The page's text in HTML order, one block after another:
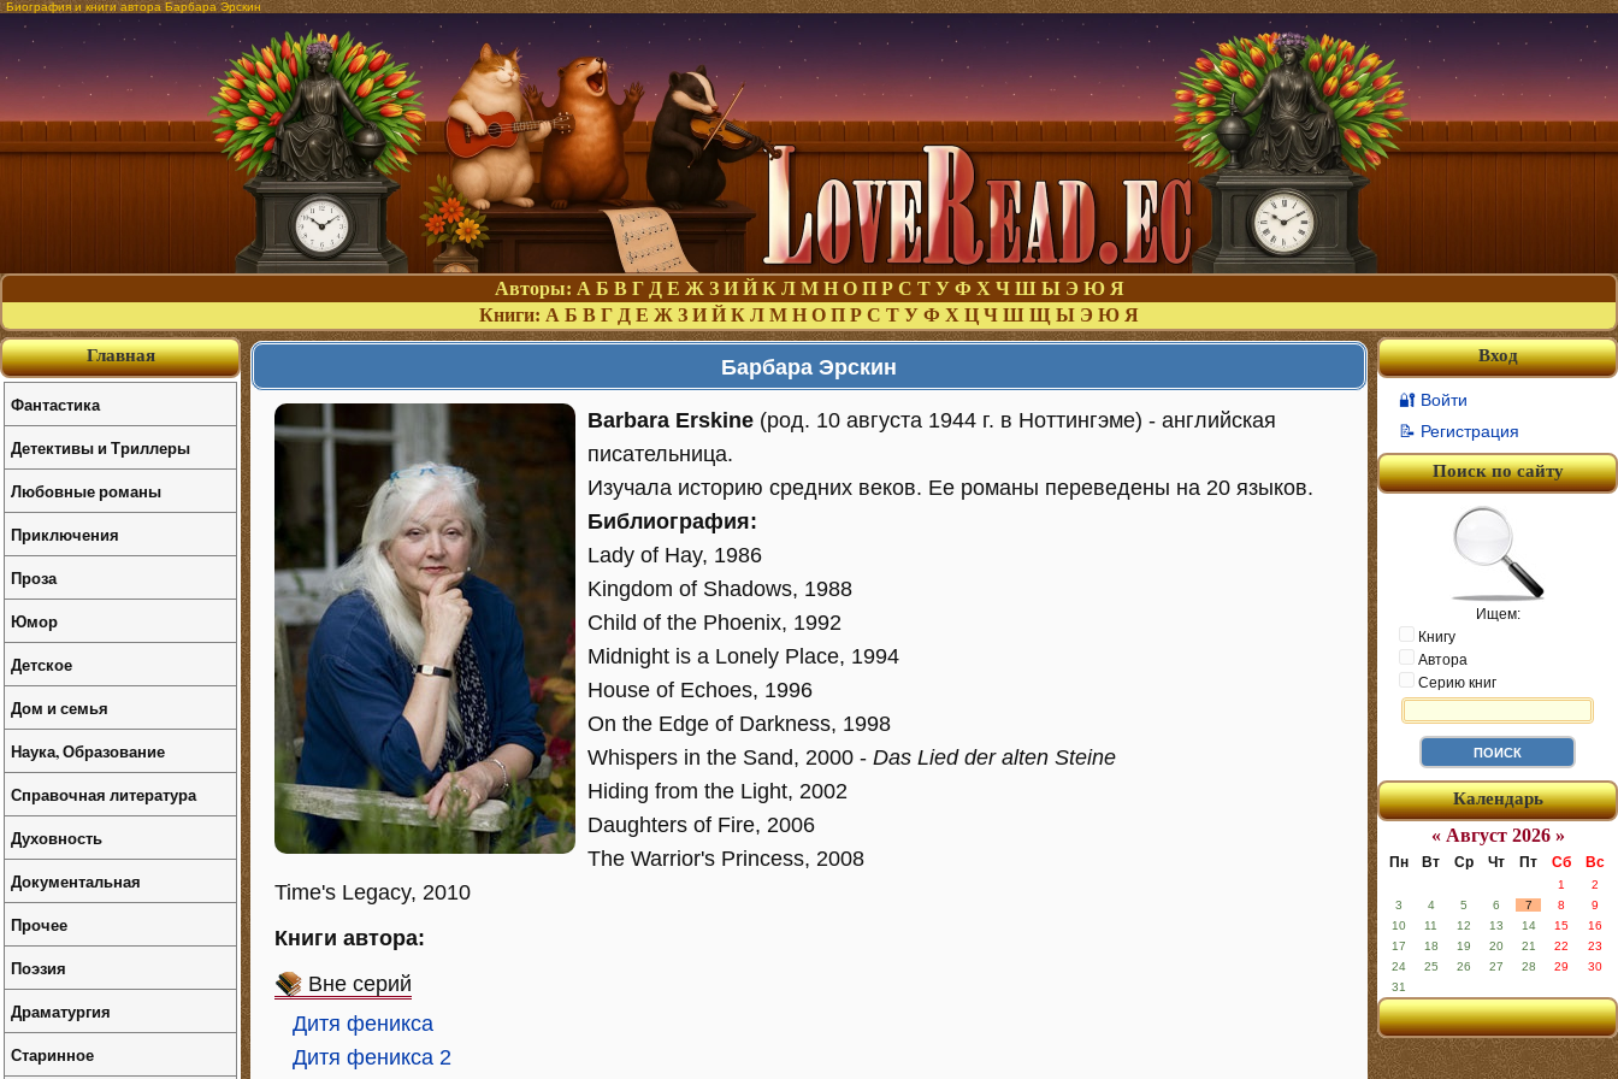
Биография и книги автора Барбара Эрскин
Авторы: А Б В Г Д Е Ж З И Й К Л М Н О П Р С Т У Ф Х Ч Ш Ы Э Ю Я
Книги: А Б В Г Д Е Ж З И Й К Л М Н О П Р С Т У Ф Х Ц Ч Ш Щ Ы Э Ю Я
Барбара Эрскин
Barbara Erskine (род. 10 августа 1944 г. в Ноттингэме) - английская
писательница.
Изучала историю средних веков. Ее романы переведены на 20 языков.
Библиография:
Lady of Hay, 1986
Kingdom of Shadows, 1988
Child of the Phoenix, 1992
Midnight is a Lonely Place, 1994
House of Echoes, 1996
On the Edge of Darkness, 1998
Whispers in the Sand, 2000 - Das Lied der alten Steine
Hiding from the Light, 2002
Daughters of Fire, 2006
The Warrior's Princess, 2008
Time's Legacy, 2010
Книги автора:
Вне серий
Дитя феникса
Дитя феникса 2
Вход
🔐 Войти
📝 Регистрация
Поиск по сайту
Ищем:
Книгу
Автора
Серию книг
Календарь
« Август 2026 »
Пн Вт Ср Чт Пт Сб Вс
1
2
3
4 5 6 7 8
9
10
11 12 13 14 15
16
17
18 19 20 21 22
23
24
25 26 27 28 29
30
31
Главная
Фантастика
Детективы и Триллеры
Любовные романы
Приключения
Проза
Юмор
Детское
Дом и семья
Наука, Образование
Справочная литература
Духовность
Документальная
Прочее
Поэзия
Драматургия
Старинное